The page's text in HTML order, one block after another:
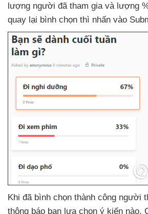
lượng người đã tham gia và lượng
quay lại bình chọn thì nhấn vào
Khi đã bình chọn thành công người
thông báo bạn lựa chọn ý kiến nào.